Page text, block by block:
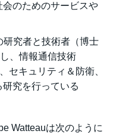
のためのサービスや
究者と技術者（博士
、情報通信技術
セキュリティ＆防衛、
究を行っている
Watteauは次のように